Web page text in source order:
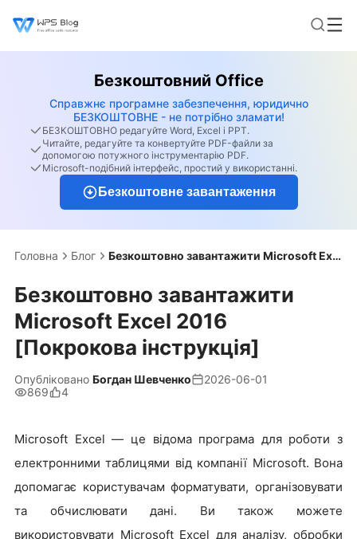
Безкоштовний Office
Справжнє програмне забезпечення, юридично
БЕЗКОШТОВНЕ - не потрібно зламати!
БЕЗКОШТОВНО редагуйте Word, Excel і PPT.
Читайте, редагуйте та конвертуйте PDF-файли за
допомогою потужного інструментарію PDF.
Microsoft-подібний інтерфейс, простий у використанні.
Безкоштовне завантаження
Головна Блог Безкоштовно завантажити Microsoft Excel 2016 [Покрокова інструкція]
Безкоштовно завантажити
Microsoft Excel 2016
[Покрокова інструкція]
Опубліковано Богдан Шевченко
2026-06-01
869
4
Microsoft Excel — це відома програма для роботи з
електронними таблицями від компанії Microsoft. Вона
допомагає користувачам форматувати, організовувати
та обчислювати дані. Ви також можете
використовувати Microsoft Excel для аналізу, обробки